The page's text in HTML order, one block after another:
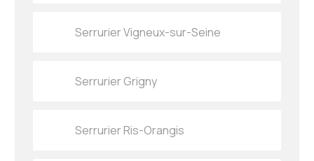
Serrurier Vigneux-sur-Seine
Serrurier Grigny
Serrurier Ris-Orangis